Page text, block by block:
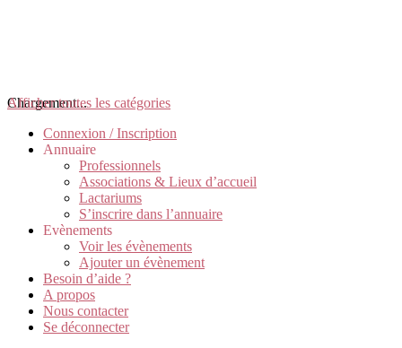
Chargement...
Afficher toutes les catégories
Connexion / Inscription
Annuaire
Professionnels
Associations & Lieux d’accueil
Lactariums
S’inscrire dans l’annuaire
Evènements
Voir les évènements
Ajouter un évènement
Besoin d’aide ?
A propos
Nous contacter
Se déconnecter